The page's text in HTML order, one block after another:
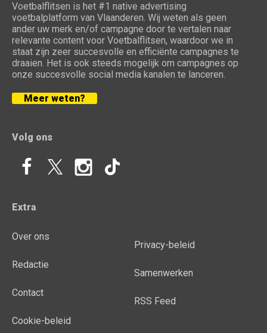
Voetbalflitsen is het #1 native advertising
voetbalplatform van Vlaanderen. Wij weten als geen
ander uw merk en/of campagne door te vertalen naar
relevante content voor Voetbalflitsen, waardoor we in
staat zijn zeer succesvolle en efficiënte campagnes te
draaien. Het is ook steeds mogelijk om campagnes op
onze succesvolle social media kanalen te lanceren.
Meer weten?
Volg ons
Extra
Over ons
Redactie
Contact
Cookie-beleid
Privacy-beleid
Samenwerken
RSS Feed